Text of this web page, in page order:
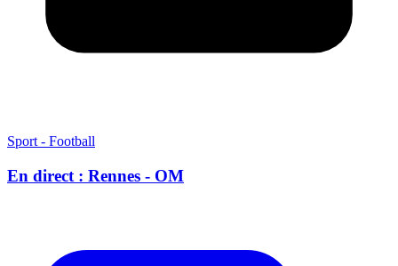
Sport - Football
En direct : Rennes - OM